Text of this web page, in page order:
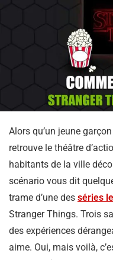
Alors qu’un jeune
retrouve le théâtre
habitants de la ville
scénario vous dit
trame d’une des séries
Stranger Things. Trois
des expériences
aime. Oui, mais voilà,